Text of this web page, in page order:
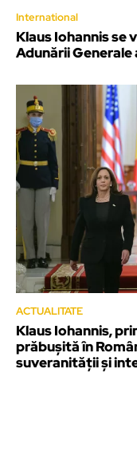
International
Klaus Iohannis se
Adunării Generale
ACTUALITATE
Klaus Iohannis,
prăbușită în
suveranității și